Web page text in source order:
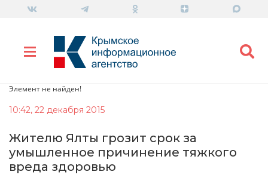
Элемент не найден!
10:42, 22 декабря 2015
Жителю Ялты грозит срок за
умышленное причинение тяжкого
вреда здоровью